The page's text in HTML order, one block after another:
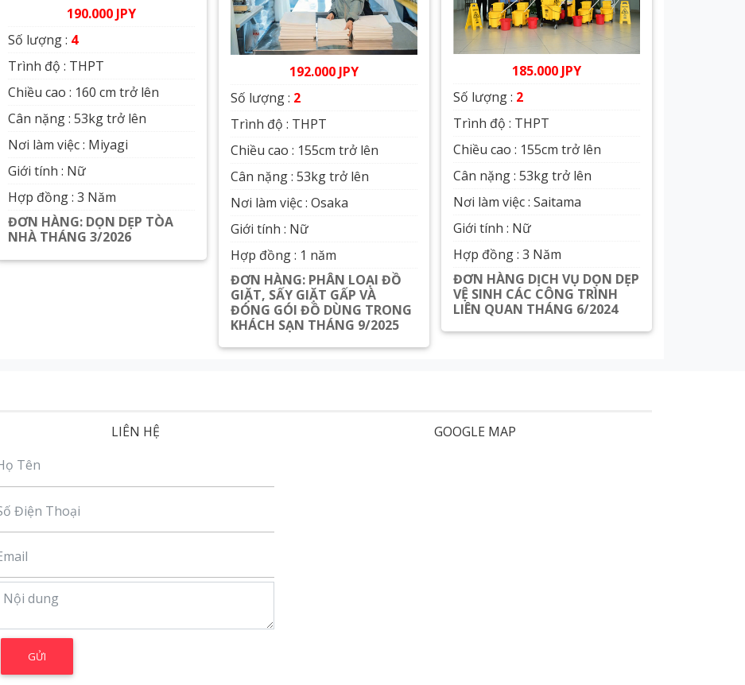
190.000 JPY
Số lượng : 4
Trình độ : THPT
Chiều cao : 160 cm trở lên
Cân nặng : 53kg trở lên
Nơi làm việc : Miyagi
Giới tính : Nữ
Hợp đồng : 3 Năm
ĐƠN HÀNG: DỌN DẸP TÒA
NHÀ THÁNG 3/2026
Xem chi tiết
192.000 JPY
Số lượng : 2
Trình độ : THPT
Chiều cao : 155cm trở lên
Cân nặng : 53kg trở lên
Nơi làm việc : Osaka
Giới tính : Nữ
Hợp đồng : 1 năm
ĐƠN HÀNG: PHÂN LOẠI ĐỒ
GIẶT, SẤY GIẶT GẤP VÀ
ĐÓNG GÓI ĐỒ DÙNG TRONG
KHÁCH SẠN THÁNG 9/2025
Xem chi tiết
185.000 JPY
Số lượng : 2
Trình độ : THPT
Chiều cao : 155cm trở lên
Cân nặng : 53kg trở lên
Nơi làm việc : Saitama
Giới tính : Nữ
Hợp đồng : 3 Năm
ĐƠN HÀNG DỊCH VỤ DỌN DẸP
VỆ SINH CÁC CÔNG TRÌNH
LIÊN QUAN THÁNG 6/2024
Xem chi tiết
LIÊN HỆ GOOGLE MAP